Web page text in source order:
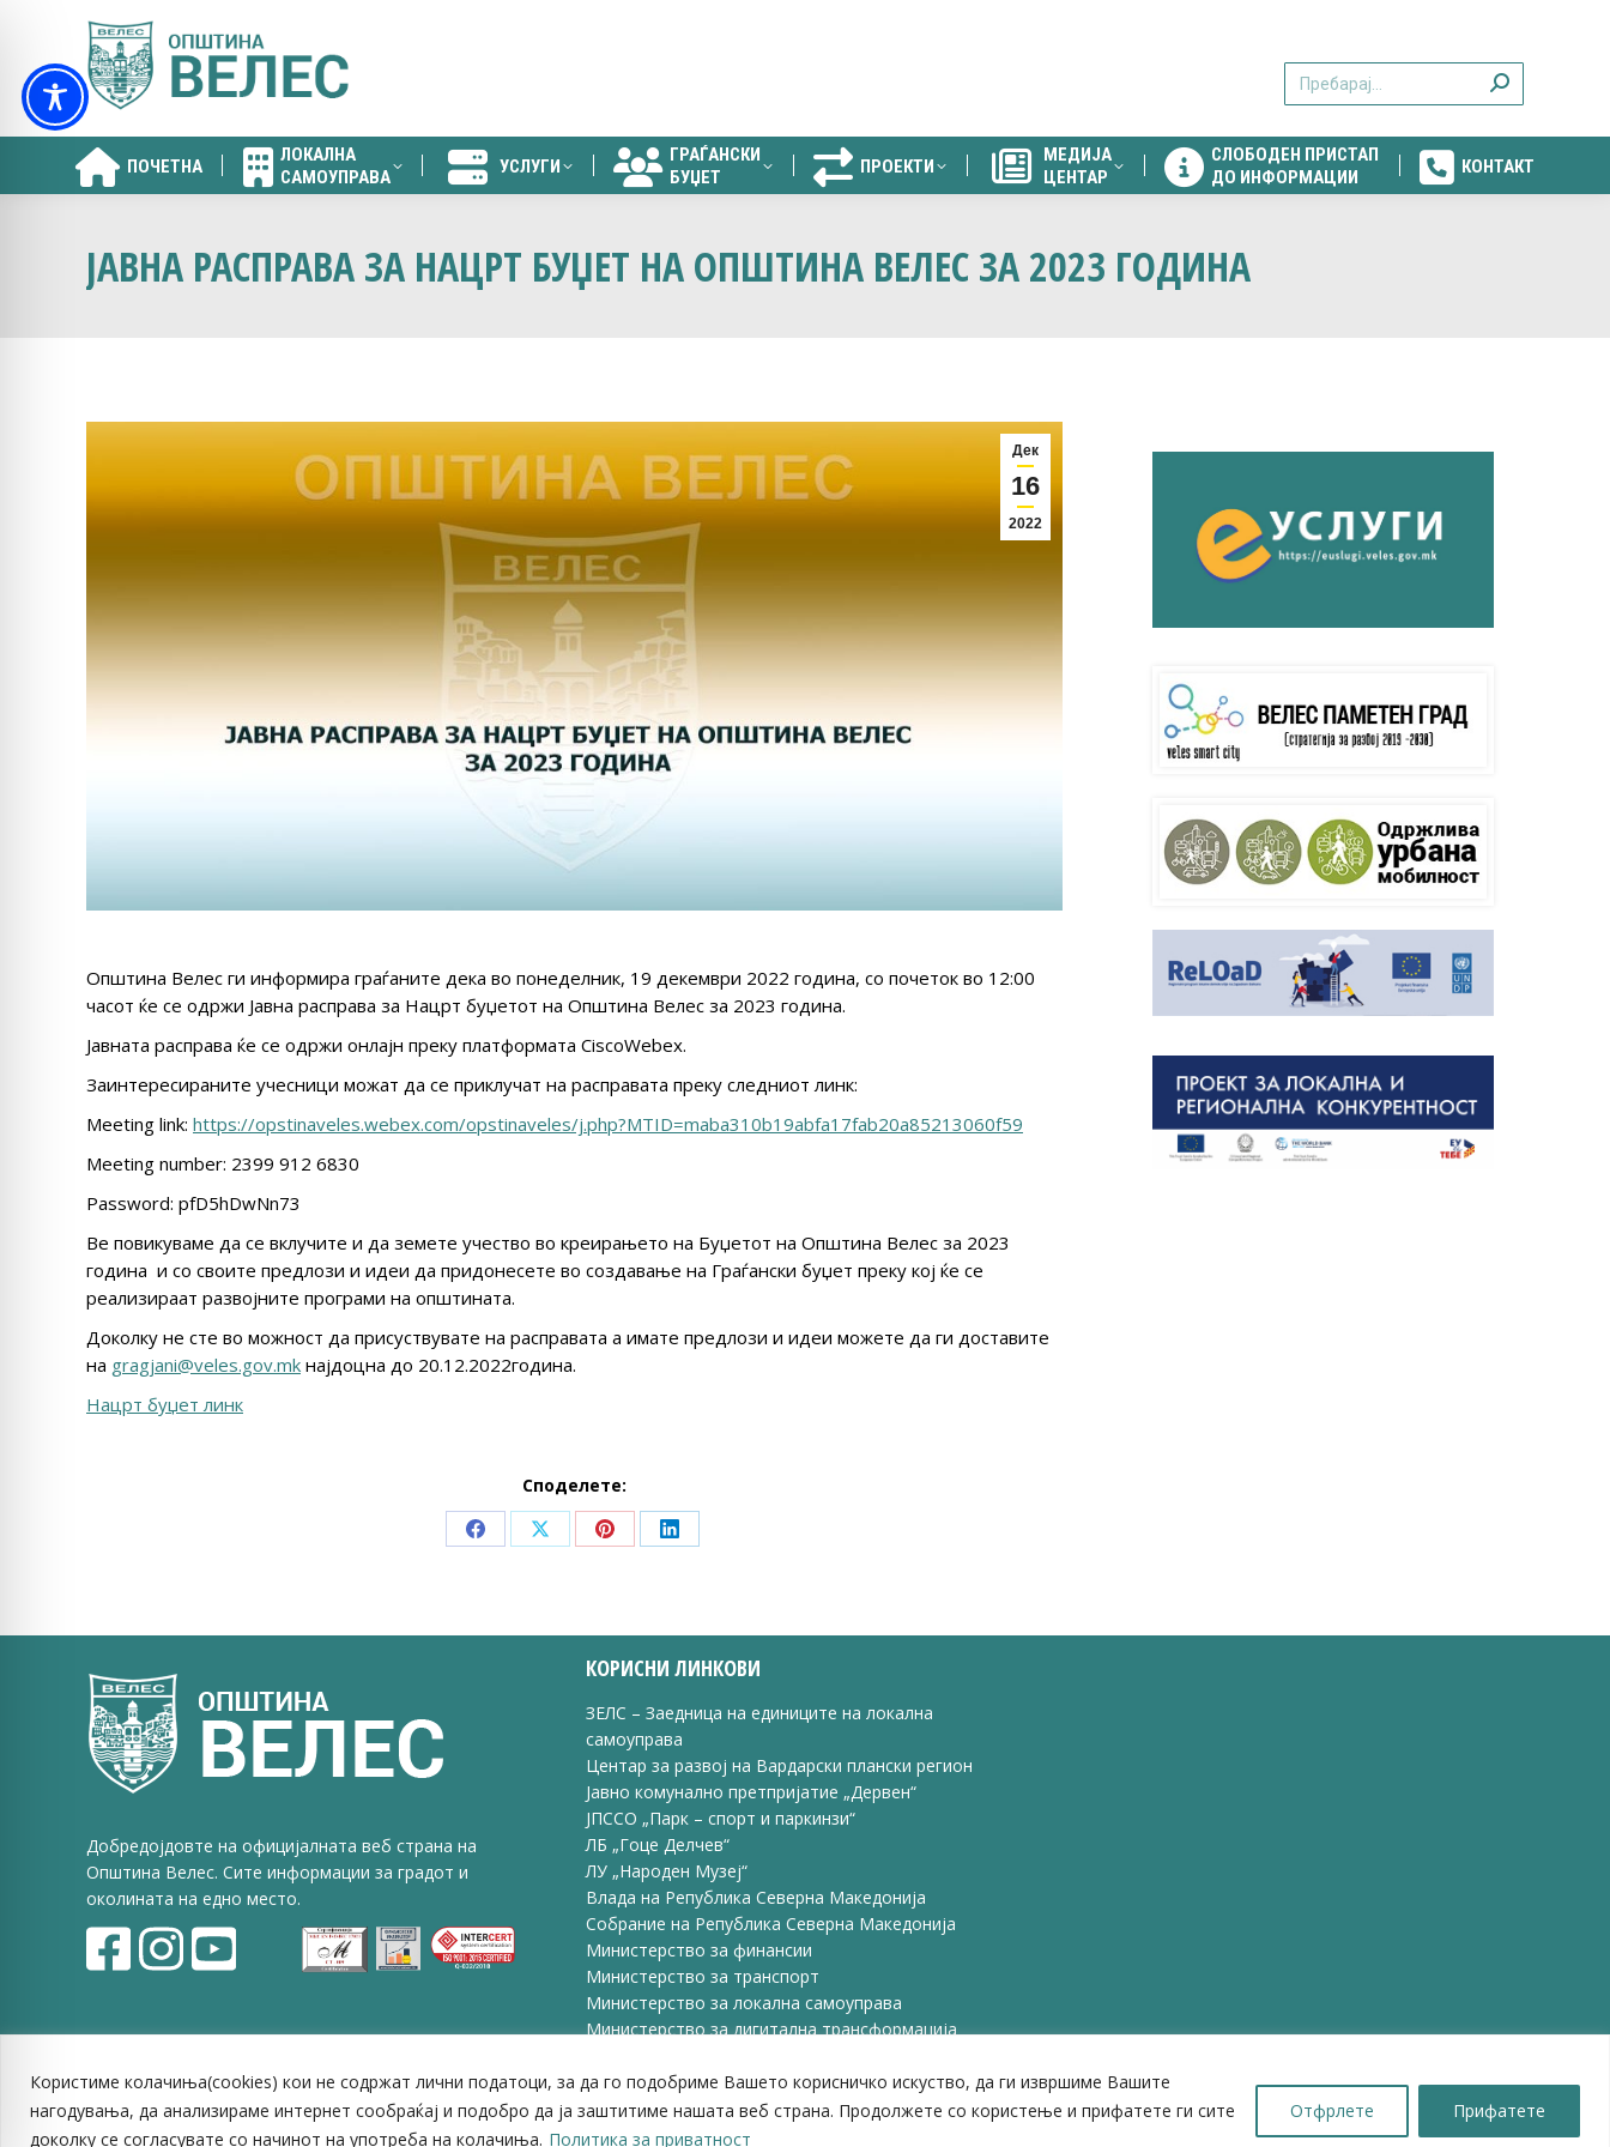
Користиме колачиња(cookies) кои не содржат лични податоци, за да го подобриме Вашето корисничко искуство, да ги извршиме Вашите
нагодувања, да анализираме интернет сообраќај и подобро да ја заштитиме нашата веб страна. Продолжете со користење и прифатете ги сите
доколку се согласувате со начинот на употреба на колачиња. Политика за приватност
Отфрлете Прифатете
ПОЧЕТНА
ЛОКАЛНА
САМОУПРАВА
УСЛУГИ
ГРАЃАНСКИ
БУЏЕТ
ПРОЕКТИ
МЕДИЈА
ЦЕНТАР
СЛОБОДЕН ПРИСТАП
ДО ИНФОРМАЦИИ
КОНТАКТ
ЈАВНА РАСПРАВА ЗА НАЦРТ БУЏЕТ НА ОПШТИНА ВЕЛЕС ЗА 2023 ГОДИНА
Дек
16
2022
Општина Велес ги информира граѓаните дека во понеделник, 19 декември 2022 година, со почеток во 12:00
часот ќе се одржи Јавна расправа за Нацрт буџетот на Општина Велес за 2023 година.
Јавната расправа ќе се одржи онлајн преку платформата CiscoWebex.
Заинтересираните учесници можат да се приклучат на расправата преку следниот линк:
Мeeting link: https://opstinaveles.webex.com/opstinaveles/j.php?MTID=maba310b19abfa17fab20a85213060f59
Meeting number: 2399 912 6830
Password: pfD5hDwNn73
Ве повикуваме да се вклучите и да земете учество во креирањето на Буџетот на Општина Велес за 2023
година и со своите предлози и идеи да придонесете во создавање на Граѓански буџет преку кој ќе се
реализираат развојните програми на општината.
Доколку не сте во можност да присуствувате на расправата а имате предлози и идеи можете да ги доставите
на gragjani@veles.gov.mk најдоцна до 20.12.2022година.
Нацрт буџет линк
Споделете:
Share Share Share Share
Добредојдовте на официјалната веб страна на
Општина Велес. Сите информации за градот и
околината на едно место.
КОРИСНИ ЛИНКОВИ
ЗЕЛС – Заедница на единиците на локална
самоуправа
Центар за развој на Вардарски плански регион
Јавно комунално претпријатие „Дервен“
ЈПССО „Парк – спорт и паркинзи“
ЛБ „Гоце Делчев“
ЛУ „Народен Музеј“
Влада на Република Северна Македонија
Собрание на Република Северна Македонија
Министерство за финансии
Министерство за транспорт
Министерство за локална самоуправа
Министерство за дигитална трансформација
Министерство за образование и наука
© 2026 Општина Велес | Сите права се задржани
ПОЧЕТНА